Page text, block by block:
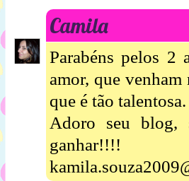
Camila
Parabéns pelos 2
amor, que
que é tão talentosa.
Adoro seu blog,
ganhar!!!!